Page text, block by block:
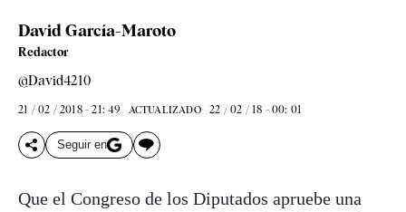
David García-Maroto
Redactor
@David4210
21 / 02 / 2018 - 21: 49 ACTUALIZADO 22 / 02 / 18 - 00: 01
Seguir en
Que el Congreso de los Diputados apruebe una